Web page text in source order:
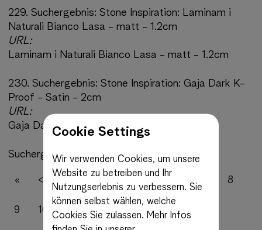
229. Suchergebnis:Stone Inspiration: Laminam i
Naturali Bianco Lasa - matt - 1.2cm
URL:
Laminam i Naturali Bianco Lasa - matt - 1.2cm
230. Suchergebnis:Stone Inspiration: Gaja Dark K-
Proof - Satin - 2cm
URL:
Gaja Dark K-Proof - Satin - 2cm
Suchergebnisse 221 bis 230 von 1548
« < 3 8
9 10 11 12 14 15
Cookie Settings
Wir verwenden Cookies, um unsere
Website zu betreiben und Ihr
Nutzungserlebnis zu verbessern. Sie
können selbst wählen, welche
Cookies Sie zulassen. Mehr Infos